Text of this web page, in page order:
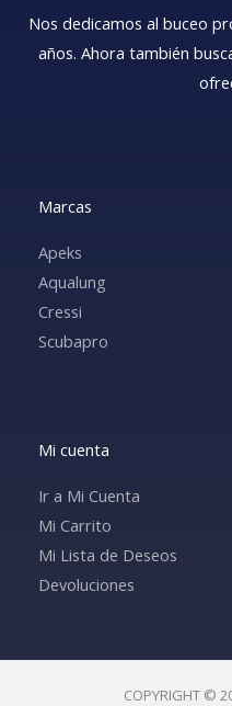
Nos dedicamos al buceo
años. Ahora también
Marcas
Apeks
Aqualung
Cressi
Scubapro
Mi cuenta
Ir a Mi Cuenta
Mi Carrito
Mi Lista de Deseos
Devoluciones
COPYRIGHT ©